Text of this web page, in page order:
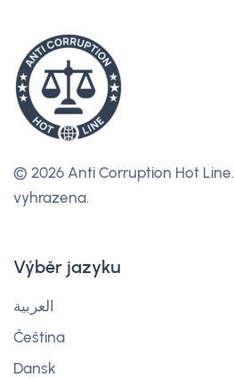
© 2026 Anti Corruption Hot Line.
vyhrazena.
Výběr jazyku
العربية
Čeština
Dansk